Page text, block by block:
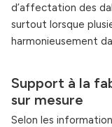
d’affectation des
surtout lorsque
harmonieusement
Support à la
sur mesure
Selon les